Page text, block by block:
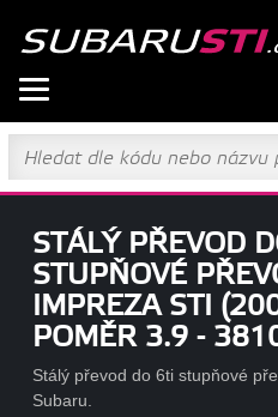
STÁLÝ PŘEVOD
STUPŇOVÉ
IMPREZA STI
POMĚR 3.9 -
Stálý převod do 6ti stupňové
Subaru.